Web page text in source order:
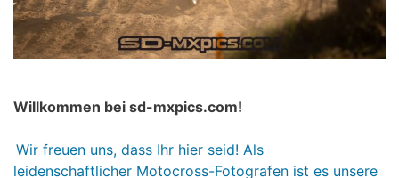
Willkommen bei sd-mxpics.com!
Wir freuen uns, dass Ihr hier seid! Als
leidenschaftlicher Motocross-Fotografen ist es unsere